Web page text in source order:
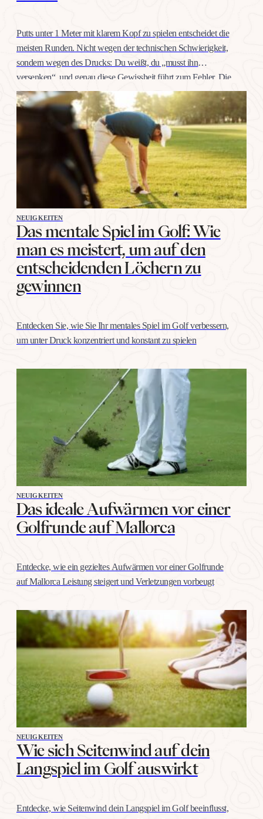
Putts unter 1 Meter mit klarem Kopf zu spielen entscheidet die
meisten Runden. Nicht wegen der technischen Schwierigkeit,
sondern wegen des Drucks: Du weißt, du „musst ihn
versenken“, und genau diese Gewissheit führt zum Fehler. Die
gute Nachricht: Selbstvertrauen auf dieser Distanz trainiert man
wie jeden anderen Schlag, mit konkreten Übungen, nicht mit
Willenskraft. Warum…
NEUIGKEITEN
Das mentale Spiel im Golf: Wie
man es meistert, um auf den
entscheidenden Löchern zu
gewinnen
Entdecken Sie, wie Sie Ihr mentales Spiel im Golf verbessern,
um unter Druck konzentriert und konstant zu spielen
NEUIGKEITEN
Das ideale Aufwärmen vor einer
Golfrunde auf Mallorca
Entdecke, wie ein gezieltes Aufwärmen vor einer Golfrunde
auf Mallorca Leistung steigert und Verletzungen vorbeugt
NEUIGKEITEN
Wie sich Seitenwind auf dein
Langspiel im Golf auswirkt
Entdecke, wie Seitenwind dein Langspiel im Golf beeinflusst,